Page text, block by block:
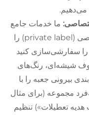
می‌دهیم.
ما خدمات جامع
برند سفید (white-label) و برند اختصاصی (private label) را
را سفارشی‌سازی کنید
شیشه‌ای، رنگ‌های
بیرونی جعبه را با
مجموعه (برای مثال
تعطیلات») تنظیم